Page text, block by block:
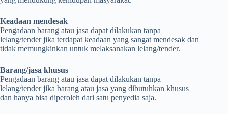
Keadaan mendesak
Pengadaan barang atau jasa dapat dilakukan tanpa
lelang/tender jika terdapat keadaan yang sangat mendesak dan
tidak memungkinkan untuk melaksanakan lelang/tender.
Barang/jasa khusus
Pengadaan barang atau jasa dapat dilakukan tanpa
lelang/tender jika barang atau jasa yang dibutuhkan khusus
dan hanya bisa diperoleh dari satu penyedia saja.